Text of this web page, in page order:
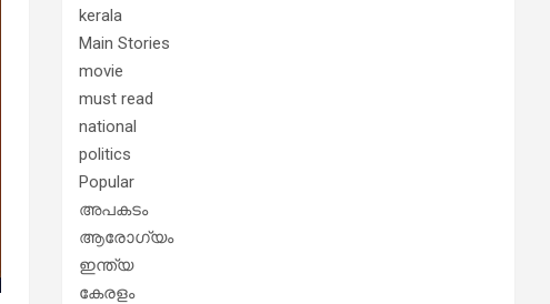
kerala
Main Stories
movie
must read
national
politics
Popular
അപകടം
ആരോഗ്യം
ഇന്ത്യ
കേരളം